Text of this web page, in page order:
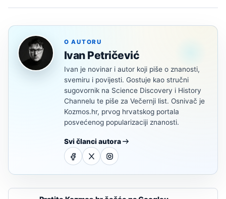
O AUTORU
Ivan Petričević
Ivan je novinar i autor koji piše o znanosti,
svemiru i povijesti. Gostuje kao stručni
sugovornik na Science Discovery i History
Channelu te piše za Večernji list. Osnivač je
Kozmos.hr, prvog hrvatskog portala
posvećenog popularizaciji znanosti.
Svi članci autora